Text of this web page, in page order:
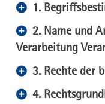
1.
2. Name und
Verarbeitung
3. Rechte der
4.